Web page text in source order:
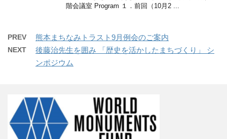
階会議室 Program １．前回（10月2 ...
PREV 熊本まちなみトラスト9月例会のご案内
NEXT
後藤治先生を囲み 「歴史を活かしたまちづくり」 シ
ンポジウム